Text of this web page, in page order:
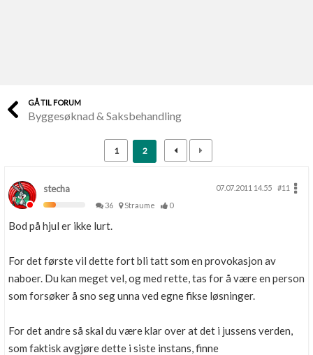
Finn håndverkere
Skaff dokumentasjon som mangler
Kundeservice
Kom i gang med Boligmappa
Se din bolig? Klikk her
Boligmappa+
Få mer ut av Boligmappa
GÅ TIL FORUM
Byggesøknad & Saksbehandling
1 2
stecha 07.07.2011 14.55
#11
36
Straume 0
Bod på hjul er ikke lurt.
For det første vil dette fort bli tatt som en provokasjon av
naboer. Du kan meget vel, og med rette, tas for å være en person
som forsøker å sno seg unna ved egne fikse løsninger.
For det andre så skal du være klar over at det i jussens verden,
som faktisk avgjøre dette i siste instans, finne